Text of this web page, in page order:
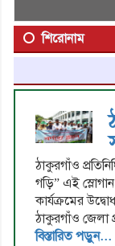
শিরোনাম
ঠাকুরগাঁও
গড়ি” এই
কার্যক্রমের
ঠাকুরগাঁও জেলা
বিস্তারিত পড়ুন...